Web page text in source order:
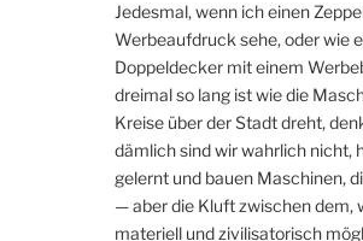
Jedesmal, wenn ich einen
Werbeaufdruck sehe, oder wie
Doppeldecker mit einem
dreimal so lang ist wie die
Kreise über der Stadt dreht,
dämlich sind wir wahrlich nicht,
gelernt und bauen Maschinen,
— aber die Kluft zwischen dem,
materiell und zivilisatorisch